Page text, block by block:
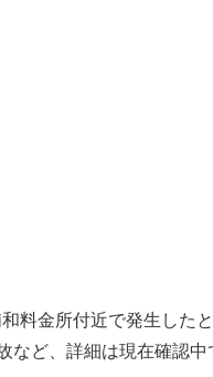
料金所付近で発生したと
ど、詳細は現在確認中